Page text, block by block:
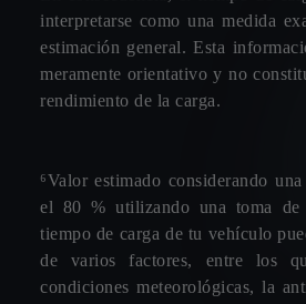
interpretarse como una medida
estimación general. Esta
meramente orientativo y no
rendimiento de la carga.
⁶Valor estimado considerando
el 80 % utilizando una toma
tiempo de carga de tu vehículo
de varios factores, entre los
condiciones meteorológicas, la